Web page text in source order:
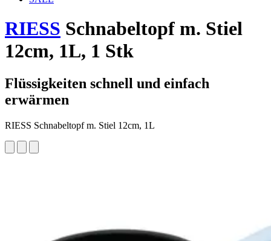
RIESS Schnabeltopf m. Stiel
12cm, 1L, 1 Stk
Flüssigkeiten schnell und einfach
erwärmen
RIESS Schnabeltopf m. Stiel 12cm, 1L